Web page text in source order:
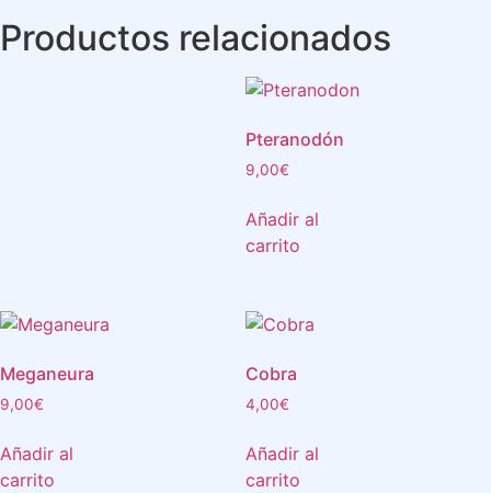
Productos relacionados
Pteranodón
9,00€
Añadir al
carrito
Meganeura
9,00€
Añadir al
carrito
Cobra
4,00€
Añadir al
carrito